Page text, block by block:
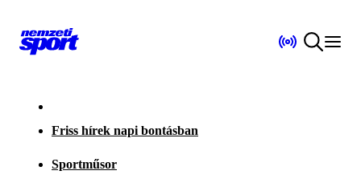
Friss hírek napi bontásban
Sportműsor